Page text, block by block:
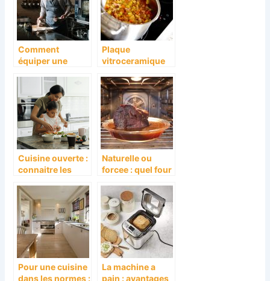
Comment
équiper une
restaurant?
Plaque
vitroceramique
deux appareils
de cuisson qu’on
confond
Cuisine ouverte :
connaitre les
decoration
adequate !
Naturelle ou
forcee : quel four
convection pour
quels plats ?
Pour une cuisine
dans les normes :
La machine a
pain : avantages